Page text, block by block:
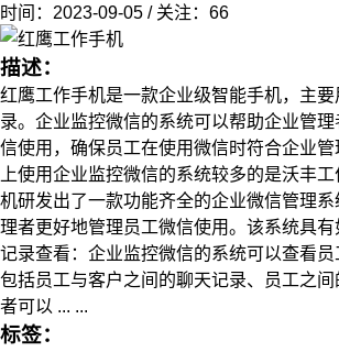
时间：2023-09-05 / 关注：66
描述：
红鹰工作手机是一款企业级智能手机，主
录。企业监控微信的系统可以帮助企业管
信使用，确保员工在使用微信时符合企业
上使用企业监控微信的系统较多的是沃丰
机研发出了一款功能齐全的企业微信管理
理者更好地管理员工微信使用。该系统具
记录查看：企业监控微信的系统可以查看员
包括员工与客户之间的聊天记录、员工之
者可以 ... ...
标签：